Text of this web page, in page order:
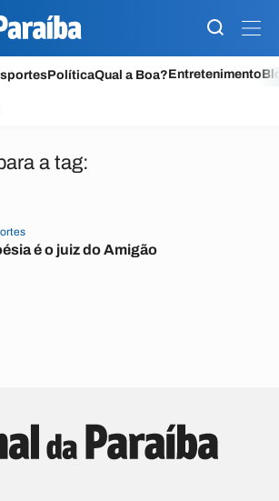
PolíticaQual a Boa?Entretenimento
a tag:
é o juiz do Amigão